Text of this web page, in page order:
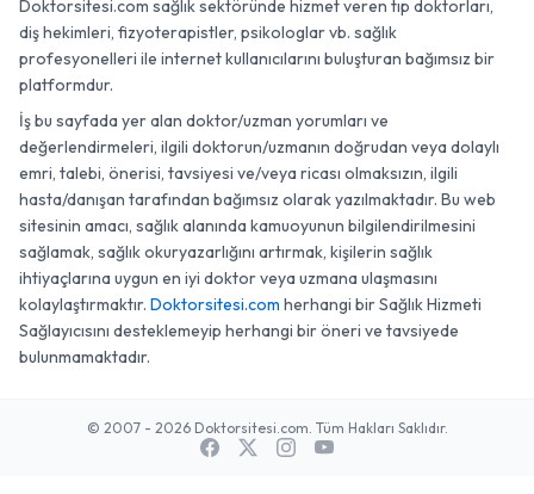
Doktorsitesi.com sağlık sektöründe hizmet veren tıp doktorları,
diş hekimleri, fizyoterapistler, psikologlar vb. sağlık
profesyonelleri ile internet kullanıcılarını buluşturan bağımsız bir
platformdur.
İş bu sayfada yer alan doktor/uzman yorumları ve
değerlendirmeleri, ilgili doktorun/uzmanın doğrudan veya dolaylı
emri, talebi, önerisi, tavsiyesi ve/veya ricası olmaksızın, ilgili
hasta/danışan tarafından bağımsız olarak yazılmaktadır. Bu web
sitesinin amacı, sağlık alanında kamuoyunun bilgilendirilmesini
sağlamak, sağlık okuryazarlığını artırmak, kişilerin sağlık
ihtiyaçlarına uygun en iyi doktor veya uzmana ulaşmasını
kolaylaştırmaktır. Doktorsitesi.com herhangi bir Sağlık Hizmeti
Sağlayıcısını desteklemeyip herhangi bir öneri ve tavsiyede
bulunmamaktadır.
© 2007 - 2026 Doktorsitesi.com. Tüm Hakları Saklıdır.